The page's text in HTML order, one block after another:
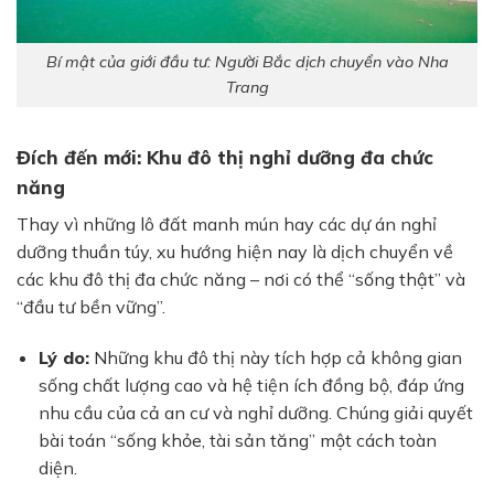
Bí mật của giới đầu tư: Người Bắc dịch chuyển vào Nha
Trang
Đích đến mới: Khu đô thị nghỉ dưỡng đa chức
năng
Thay vì những lô đất manh mún hay các dự án nghỉ
dưỡng thuần túy, xu hướng hiện nay là dịch chuyển về
các khu đô thị đa chức năng – nơi có thể “sống thật” và
“đầu tư bền vững”.
Lý do: Những khu đô thị này tích hợp cả không gian
sống chất lượng cao và hệ tiện ích đồng bộ, đáp ứng
nhu cầu của cả an cư và nghỉ dưỡng. Chúng giải quyết
bài toán “sống khỏe, tài sản tăng” một cách toàn
diện.